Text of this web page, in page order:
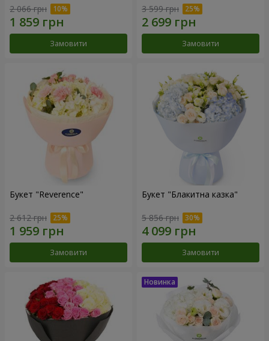
2 066 грн
Замовити
3 599 грн
Замовити
Букет "Reverence"
2 612 грн
Замовити
Букет "Блакитна казка"
5 856 грн
Замовити